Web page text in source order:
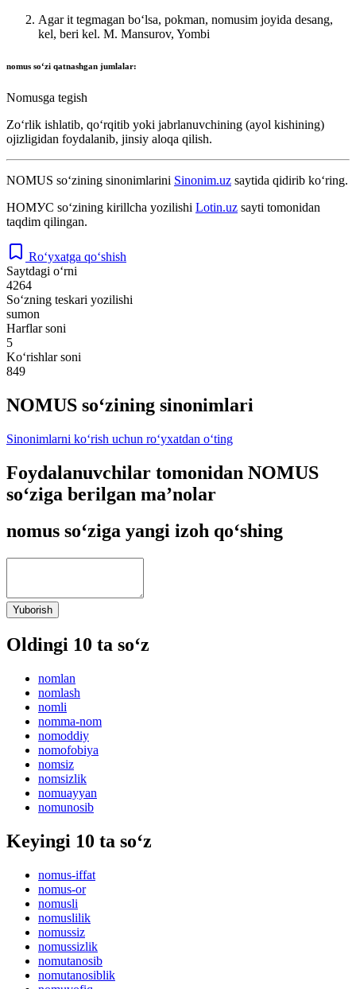
Agar it tegmagan boʻlsa, pokman, nomusim joyida desang,
kel, beri kel. M. Mansurov, Yombi
nomus soʻzi qatnashgan jumlalar:
Nomusga tegish
Zoʻrlik ishlatib, qoʻrqitib yoki jabrlanuvchining (ayol kishining)
ojizligidan foydalanib, jinsiy aloqa qilish.
NOMUS so‘zining sinonimlarini Sinonim.uz saytida qidirib ko‘ring.
НОМУС so‘zining kirillcha yozilishi Lotin.uz sayti tomonidan
taqdim qilingan.
Ro‘yxatga qo‘shish
Saytdagi o‘rni
4264
So‘zning teskari yozilishi
sumon
Harflar soni
5
Ko‘rishlar soni
849
NOMUS so‘zining sinonimlari
Sinonimlarni ko‘rish uchun ro‘yxatdan o‘ting
Foydalanuvchilar tomonidan NOMUS
so‘ziga berilgan ma’nolar
nomus so‘ziga yangi izoh qo‘shing
Yuborish
Oldingi 10 ta so‘z
nomlan
nomlash
nomli
nomma-nom
nomoddiy
nomofobiya
nomsiz
nomsizlik
nomuayyan
nomunosib
Keyingi 10 ta so‘z
nomus-iffat
nomus-or
nomusli
nomuslilik
nomussiz
nomussizlik
nomutanosib
nomutanosiblik